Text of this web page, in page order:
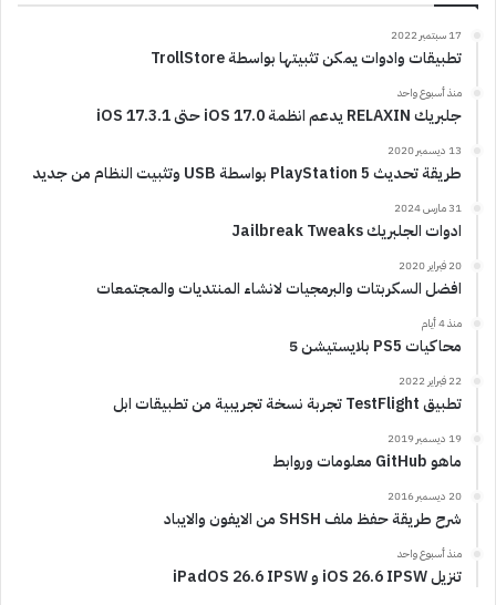
17 سبتمبر 2022
تطبيقات وادوات يمكن تثبيتها بواسطة TrollStore
منذ أسبوع واحد
جلبريك RELAXIN يدعم انظمة iOS 17.0 حتى iOS 17.3.1
13 ديسمبر 2020
طريقة تحديث PlayStation 5 بواسطة USB وتثبيت النظام من جديد
31 مارس 2024
ادوات الجلبريك Jailbreak Tweaks
20 فبراير 2020
افضل السكربتات والبرمجيات لانشاء المنتديات والمجتمعات
منذ 4 أيام
محاكيات PS5 بلايستيشن 5
22 فبراير 2022
تطبيق TestFlight تجربة نسخة تجريبية من تطبيقات ابل
19 ديسمبر 2019
ماهو GitHub معلومات وروابط
20 ديسمبر 2016
شرح طريقة حفظ ملف SHSH من الايفون والايباد
منذ أسبوع واحد
تنزيل iOS 26.6 IPSW و iPadOS 26.6 IPSW